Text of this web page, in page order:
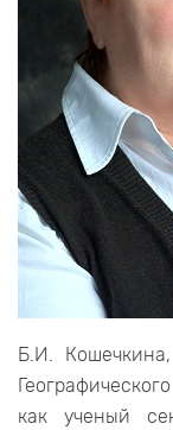
Б.И.
как ученый